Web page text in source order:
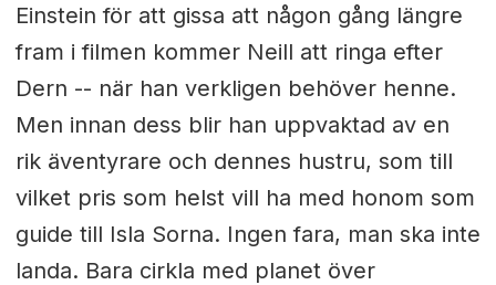
Einstein för att gissa att någon gång längre
fram i filmen kommer Neill att ringa efter
Dern -- när han verkligen behöver henne.
Men innan dess blir han uppvaktad av en
rik äventyrare och dennes hustru, som till
vilket pris som helst vill ha med honom som
guide till Isla Sorna. Ingen fara, man ska inte
landa. Bara cirkla med planet över